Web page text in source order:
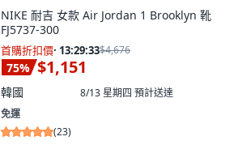
NIKE 耐吉 女款 Air Jordan 1 Brooklyn 靴
FJ5737-300
首購折扣價· 13:29:32$4,676
75% $1,151
韓國 8/13 星期四 預計送達
免運
(23)